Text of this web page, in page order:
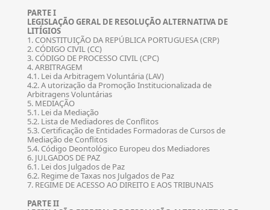
PARTE I
LEGISLAÇÃO GERAL DE RESOLUÇÃO ALTERNATIVA DE
LITÍGIOS
1. CONSTITUIÇÃO DA REPÚBLICA PORTUGUESA (CRP)
2. CÓDIGO CIVIL (CC)
3. CÓDIGO DE PROCESSO CIVIL (CPC)
4. ARBITRAGEM
4.1. Lei da Arbitragem Voluntária (LAV)
4.2. A utorização da Promoção Institucionalizada de
Arbitragens Voluntárias
5. MEDIAÇÃO
5.1. Lei da Mediação
5.2. Lista de Mediadores de Conflitos
5.3. Certificação de Entidades Formadoras de Cursos de
Mediação de Conflitos
5.4. Código Deontológico Europeu dos Mediadores
6. JULGADOS DE PAZ
6.1. Lei dos Julgados de Paz
6.2. Regime de Taxas nos Julgados de Paz
7. REGIME DE ACESSO AO DIREITO E AOS TRIBUNAIS
PARTE II